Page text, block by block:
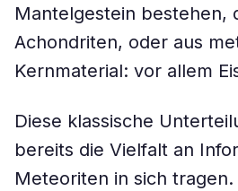
Mantelgestein bestehen,
Achondriten, oder aus
Kernmaterial: vor allem
Diese klassische
bereits die Vielfalt an
Meteoriten in sich tragen.